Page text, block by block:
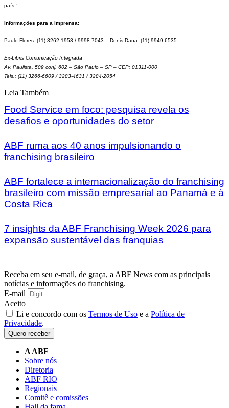
país.”
Informações para a imprensa:
Paulo Flores: (11) 3262-1953 / 9998-7043 – Denis Dana: (11) 9949-6535
Ex-Libris Comunicação Integrada
Av. Paulista, 509 conj. 602 – São Paulo – SP – CEP: 01311-000
Tels.: (11) 3266-6609 / 3283-4631 / 3284-2054
Leia Também
Food Service em foco: pesquisa revela os
desafios e oportunidades do setor
ABF ruma aos 40 anos impulsionando o
franchising brasileiro
ABF fortalece a internacionalização do franchising
brasileiro com missão empresarial ao Panamá e à
Costa Rica
7 insights da ABF Franchising Week 2026 para
expansão sustentável das franquias
Receba em seu e-mail, de graça, a ABF News com as principais
notícias e informações do franchising.
E-mail
Aceito
Li e concordo com os Termos de Uso e a Política de
Privacidade.
Quero receber
A ABF
Sobre nós
Diretoria
ABF RIO
Regionais
Comitê e comissões